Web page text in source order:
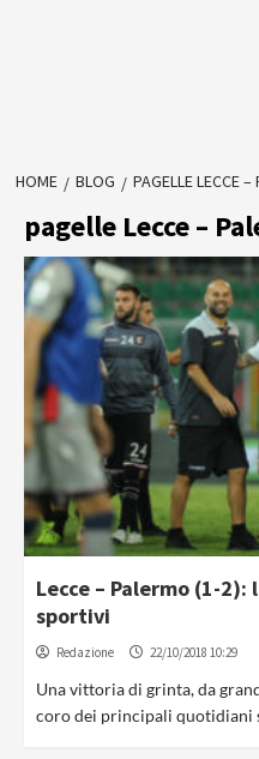
HOME BLOG PAGELLE LECCE –
pagelle Lecce –
Lecce – Palermo (1-
sportivi
Redazione 22/10/2018 10:29
Una vittoria di grinta, da
coro dei principali quotidiani